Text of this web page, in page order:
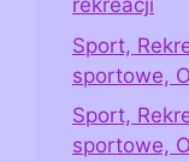
rekreacji
Sport,
sportowe,
Sport,
sportowe,